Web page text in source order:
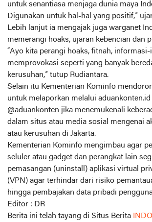
untuk senantiasa menjaga dunia maya
Digunakan untuk hal-hal yang positif,”
Lebih lanjut ia mengajak juga warganet
memerangi hoaks, ujaran kebencian dan
“Ayo kita perangi hoaks, fitnah,
memprovokasi seperti yang banyak
kerusuhan,” tutup Rudiantara.
Selain itu Kementerian Kominfo
untuk melaporkan melalui
@aduankonten jika menemukenali
dalam situs atau media sosial mengenai
atau kerusuhan di Jakarta.
Kementerian Kominfo mengimbau agar
seluler atau gadget dan perangkat lain
pemasangan (uninstall) aplikasi virtual
(VPN) agar terhindar dari risiko
hingga pembajakan data pribadi
Editor : DR
Berita ini telah tayang di Situs Berita